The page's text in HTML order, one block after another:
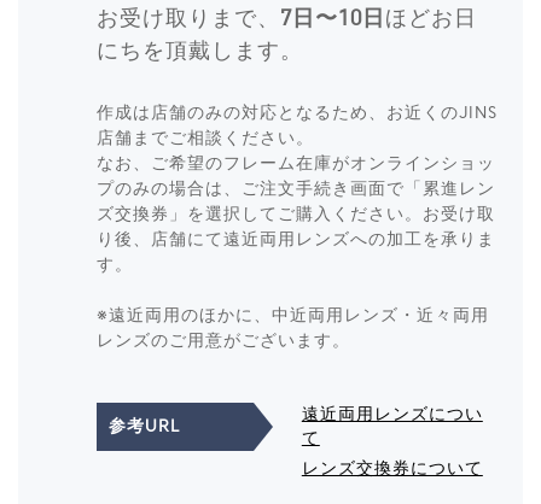
お受け取りまで、 7日〜10日 ほどお日
にちを頂戴します。
作成は店舗のみの対応となるため、お近くのJINS
店舗までご相談ください。
なお、ご希望のフレーム在庫がオンラインショッ
プのみの場合は、ご注文手続き画面で「累進レン
ズ交換券」を選択してご購入ください。お受け取
り後、店舗にて遠近両用レンズへの加工を承りま
す。
※遠近両用のほかに、中近両用レンズ・近々両用
レンズのご用意がございます。
参考URL
遠近両用レンズについ
て
レンズ交換券について